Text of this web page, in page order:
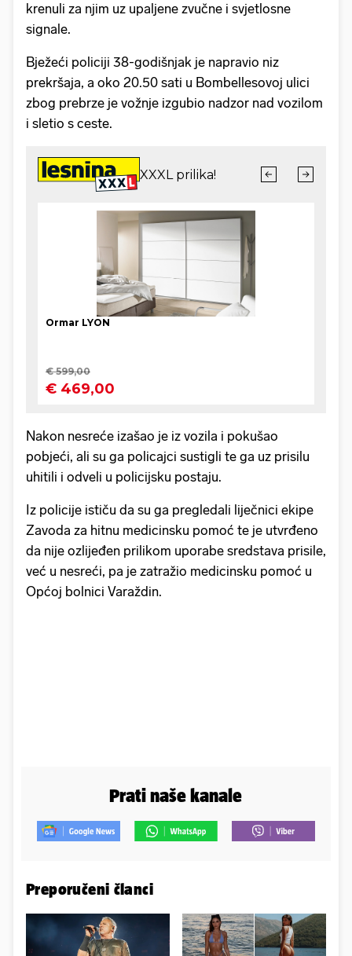
krenuli za njim uz upaljene zvučne i svjetlosne
signale.
Bježeći policiji 38-godišnjak je napravio niz
prekršaja, a oko 20.50 sati u Bombellesovoj ulici
zbog prebrze je vožnje izgubio nadzor nad vozilom
i sletio s ceste.
Nakon nesreće izašao je iz vozila i pokušao
pobjeći, ali su ga policajci sustigli te ga uz prisilu
uhitili i odveli u policijsku postaju.
Iz policije ističu da su ga pregledali liječnici ekipe
Zavoda za hitnu medicinsku pomoć te je utvrđeno
da nije ozlijeđen prilikom uporabe sredstava prisile,
već u nesreći, pa je zatražio medicinsku pomoć u
Općoj bolnici Varaždin.
Prati naše kanale
Preporučeni članci